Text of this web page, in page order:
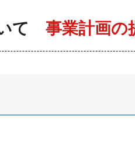
て 事業計画の